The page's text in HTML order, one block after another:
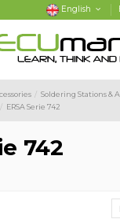
English
Soldering Stations &
ERSA Serie 742
742